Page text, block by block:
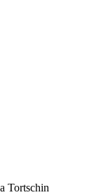
Tortschin